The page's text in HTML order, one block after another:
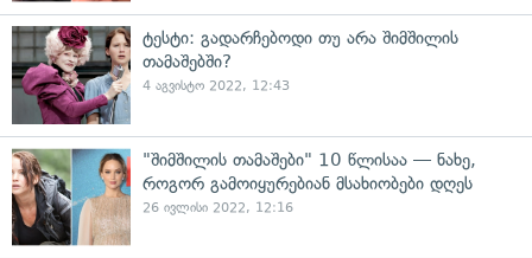
ტესტი: გადარჩებოდი თუ არა შიმშილის
თამაშებში?
4 აგვისტო 2022, 12:43
"შიმშილის თამაშები" 10 წლისაა — ნახე,
როგორ გამოიყურებიან მსახიობები დღეს
26 ივლისი 2022, 12:16